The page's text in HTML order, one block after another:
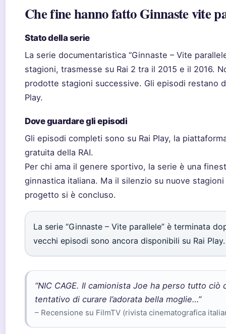
Che fine hanno fatto Ginnaste vite
Stato della serie
La serie documentaristica “Ginnaste – Vite
stagioni, trasmesse su Rai 2 tra il 2015 e il 2016.
prodotte stagioni successive. Gli episodi restano
Play.
Dove guardare gli episodi
Gli episodi completi sono su Rai Play, la
gratuita della RAI.
Per chi ama il genere sportivo, la serie è una
ginnastica italiana. Ma il silenzio su nuove
progetto si è concluso.
La serie “Ginnaste – Vite parallele” è terminata
vecchi episodi sono ancora disponibili su Rai Play.
“NIC CAGE. Il camionista Joe ha perso tutto ciò
tentativo di curare l’adorata bella moglie…”
– Recensione su FilmTV (rivista cinematografica